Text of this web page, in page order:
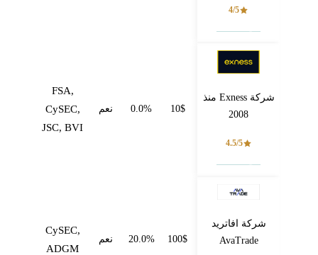
4/5
شركة Exness منذ
2008
4.5/5
10$
0.0% نعم
FSA,
CySEC,
JSC, BVI
شركة افاتريد
AvaTrade
100$
20.0% نعم
CySEC,
ADGM